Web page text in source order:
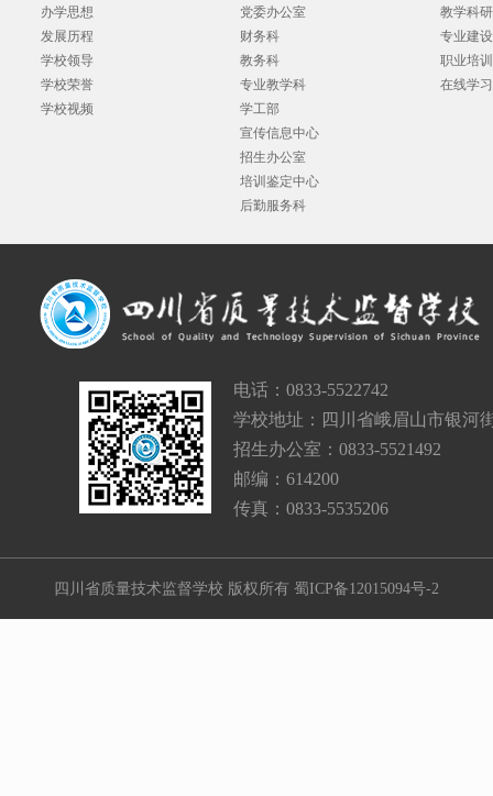
办学思想
发展历程
学校领导
学校荣誉
学校视频
党委办公室
财务科
教务科
专业教学科
学工部
宣传信息中心
招生办公室
培训鉴定中心
后勤服务科
教学科研
专业建设
职业培训
在线学习
电话：0833-5522742
学校地址：四川省峨眉山市银河
招生办公室：0833-5521492
邮编：614200
传真：0833-5535206
四川省质量技术监督学校 版权所有 蜀ICP备12015094号-2